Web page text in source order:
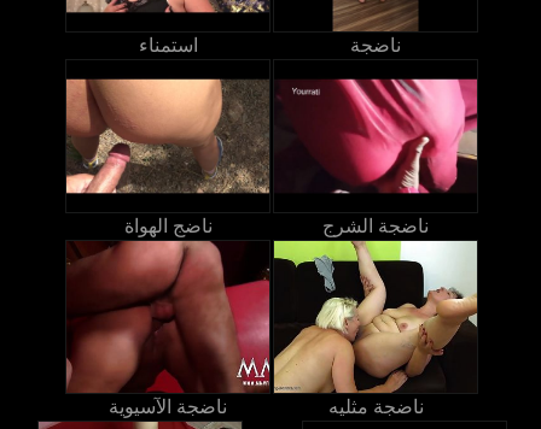
استمناء ناضجة
ناضج الهواة ناضجة الشرج
ناضجة الآسيوية ناضجة مثليه